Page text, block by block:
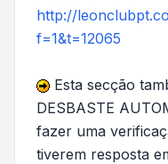
http://
f=1&t=12065
Esta secção
DESBASTE
fazer uma
tiverem resposta